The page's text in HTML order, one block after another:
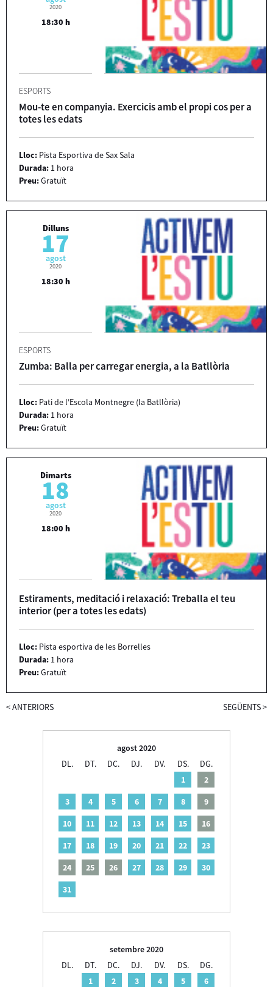
2020
18:30 h
ESPORTS
Mou-te en companyia. Exercicis amb el propi cos per a
totes les edats
Lloc: Pista Esportiva de Sax Sala
Durada: 1 hora
Preu:Gratuït
Dilluns
17
agost
2020
18:30 h
ESPORTS
Zumba: Balla per carregar energia, a la Batllòria
Lloc: Pati de l'Escola Montnegre (la Batllòria)
Durada: 1 hora
Preu:Gratuït
Dimarts
18
agost
2020
18:00 h
Estiraments, meditació i relaxació: Treballa el teu
interior (per a totes les edats)
Lloc: Pista esportiva de les Borrelles
Durada: 1 hora
Preu:Gratuït
<ANTERIORS SEGÜENTS>
agost 2020
DL.
DT. DC. DJ. DV. DS.
DG.
1
2
3
4 5 6 7 8
9
10
11 12 13 14 15
16
17
18 19 20 21 22
23
24
25 26 27 28 29
30
31
setembre 2020
DL.
DT. DC. DJ. DV. DS.
DG.
1
2 3 4 5
6